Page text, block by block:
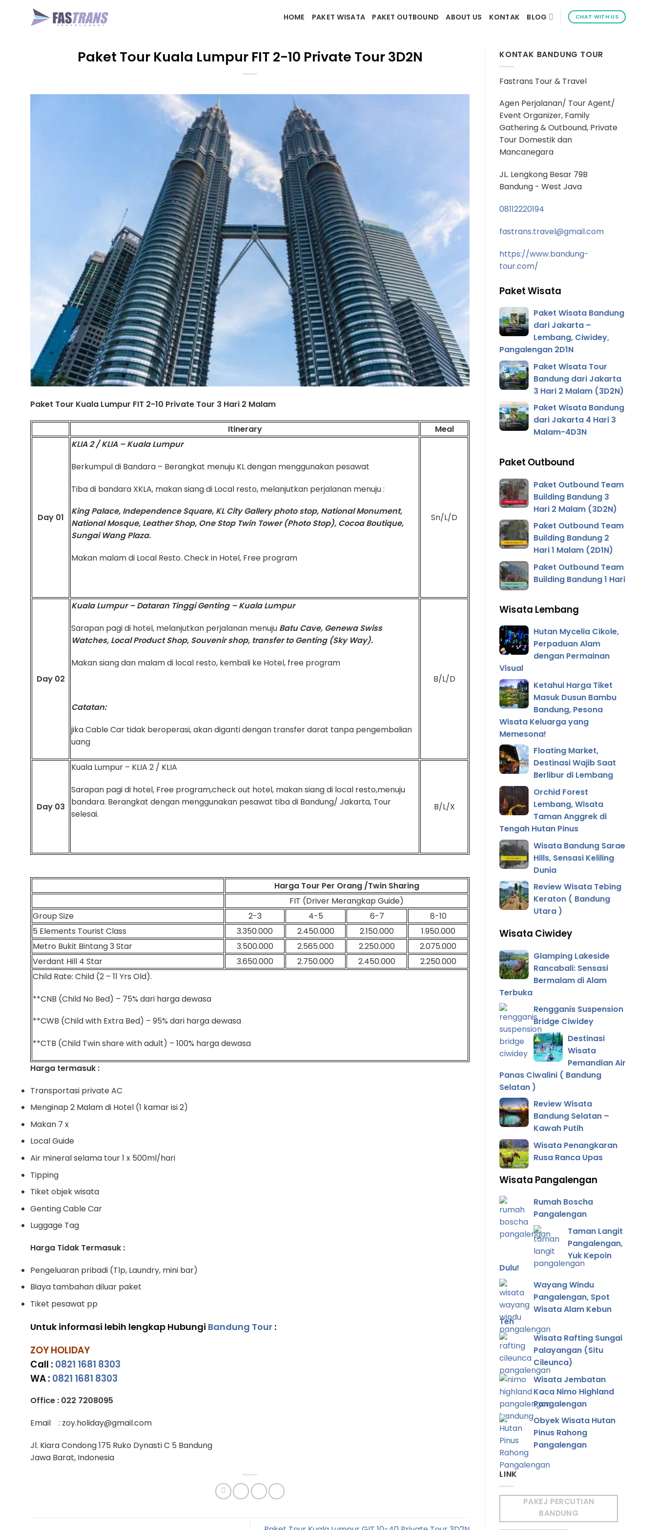
HOME PAKET WISATA PAKET OUTBOUND ABOUT US KONTAK BLOG CHAT WITH US
Paket Tour Kuala Lumpur FIT 2-10 Private Tour 3D2N
Paket Tour Kuala Lumpur FIT 2-10 Private Tour 3 Hari 2 Malam
Itinerary Meal
Day 01
KLIA 2 / KLIA – Kuala Lumpur
Berkumpul di Bandara – Berangkat menuju KL dengan menggunakan pesawat
Tiba di bandara XKLA, makan siang di Local resto, melanjutkan perjalanan menuju :
King Palace, Independence Square, KL City Gallery photo stop, National Monument,
National Mosque, Leather Shop, One Stop Twin Tower (Photo Stop), Cocoa Boutique,
Sungai Wang Plaza.
Makan malam di Local Resto. Check in Hotel, Free program
Sn/L/D
Day 02
Kuala Lumpur – Dataran Tinggi Genting – Kuala Lumpur
Sarapan pagi di hotel, melanjutkan perjalanan menuju Batu Cave, Genewa Swiss
Watches, Local Product Shop, Souvenir shop, transfer to Genting (Sky Way).
Makan siang dan malam di local resto, kembali ke Hotel, free program
Catatan:
jika Cable Car tidak beroperasi, akan diganti dengan transfer darat tanpa pengembalian
uang
B/L/D
Day 03
Kuala Lumpur – KLIA 2 / KLIA
Sarapan pagi di hotel, Free program,check out hotel, makan siang di local resto,menuju
bandara. Berangkat dengan menggunakan pesawat tiba di Bandung/ Jakarta, Tour
selesai.
B/L/X
Harga Tour Per Orang /Twin Sharing
FIT (Driver Merangkap Guide)
Group Size
2-3 4-5 6-7
8-10
5 Elements Tourist Class
3.350.000 2.450.000 2.150.000
1.950.000
Metro Bukit Bintang 3 Star
3.500.000 2.565.000 2.250.000
2.075.000
Verdant Hill 4 Star
3.650.000 2.750.000 2.450.000
2.250.000
Child Rate: Child (2 – 11 Yrs Old).
**CNB (Child No Bed) – 75% dari harga dewasa
**CWB (Child with Extra Bed) – 95% dari harga dewasa
**CTB (Child Twin share with adult) – 100% harga dewasa
Harga termasuk :
Transportasi private AC
Menginap 2 Malam di Hotel (1 kamar isi 2)
Makan 7 x
Local Guide
Air mineral selama tour 1 x 500ml/hari
Tipping
Tiket objek wisata
Genting Cable Car
Luggage Tag
Harga Tidak Termasuk :
Pengeluaran pribadi (Tlp, Laundry, mini bar)
Biaya tambahan diluar paket
Tiket pesawat pp
Untuk informasi lebih lengkap Hubungi Bandung Tour :
ZOY HOLIDAY
Call : 0821 1681 8303
WA : 0821 1681 8303
Office : 022 7208095
Email : zoy.holiday@gmail.com
Jl. Kiara Condong 175 Ruko Dynasti C 5 Bandung
Jawa Barat, Indonesia
KONTAK BANDUNG TOUR
Fastrans Tour & Travel
Agen Perjalanan/ Tour Agent/
Event Organizer, Family
Gathering & Outbound, Private
Tour Domestik dan
Mancanegara
JL. Lengkong Besar 79B
Bandung - West Java
08112220194
fastrans.travel@gmail.com
https://www.bandung-
tour.com/
Paket Wisata
Paket Wisata Bandung
dari Jakarta –
Lembang, Ciwidey,
Pangalengan 2D1N
Paket Wisata Tour
Bandung dari Jakarta
3 Hari 2 Malam (3D2N)
Paket Wisata Bandung
dari Jakarta 4 Hari 3
Malam-4D3N
Paket Outbound
Paket Outbound Team
Building Bandung 3
Hari 2 Malam (3D2N)
Paket Outbound Team
Building Bandung 2
Hari 1 Malam (2D1N)
Paket Outbound Team
Building Bandung 1 Hari
Wisata Lembang
Hutan Mycelia Cikole,
Perpaduan Alam
dengan Permainan
Visual
Ketahui Harga Tiket
Masuk Dusun Bambu
Bandung, Pesona
Wisata Keluarga yang
Memesona!
Floating Market,
Destinasi Wajib Saat
Berlibur di Lembang
Orchid Forest
Lembang, Wisata
Taman Anggrek di
Tengah Hutan Pinus
Wisata Bandung Sarae
Hills, Sensasi Keliling
Dunia
Review Wisata Tebing
Keraton ( Bandung
Utara )
Wisata Ciwidey
Glamping Lakeside
Rancabali: Sensasi
Bermalam di Alam
Terbuka
Rengganis Suspension
Bridge Ciwidey
Destinasi
Wisata
Pemandian Air
Panas Ciwalini ( Bandung
Selatan )
Review Wisata
Bandung Selatan –
Kawah Putih
Wisata Penangkaran
Rusa Ranca Upas
Wisata Pangalengan
Rumah Boscha
Pangalengan
Taman Langit
Pangalengan,
Yuk Kepoin
Dulu!
Wayang Windu
Pangalengan, Spot
Wisata Alam Kebun
Teh
Wisata Rafting Sungai
Palayangan (Situ
Cileunca)
Wisata Jembatan
Kaca Nimo Highland
Pangalengan
Obyek Wisata Hutan
Pinus Rahong
Pangalengan
LINK
PAKEJ PERCUTIAN
BANDUNG